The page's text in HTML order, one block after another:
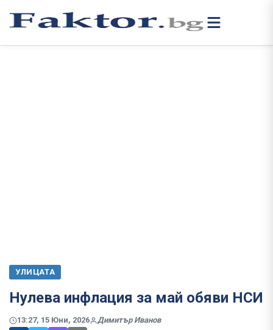
УЛИЦАТА
Нулева инфлация за май обяви НСИ
13:27, 15 Юни, 2026 Димитър Иванов